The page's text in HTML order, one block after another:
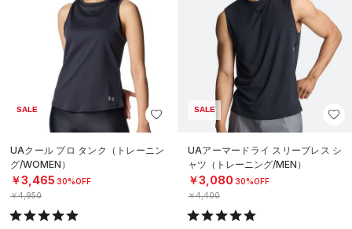
SALE
UAクール プロ タンク（トレーニン
グ/WOMEN）
￥3,465 30%OFF
￥4,950
SALE
UAアーマードライ スリーブレス シ
ャツ（トレーニング/MEN）
￥3,080 30%OFF
￥4,400